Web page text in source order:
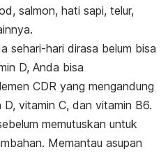
salmon, hati sapi, telur,
sehari-hari dirasa belum bisa
D, Anda bisa
CDR yang mengandung
vitamin C, dan vitamin B6.
memutuskan untuk
Memantau asupan